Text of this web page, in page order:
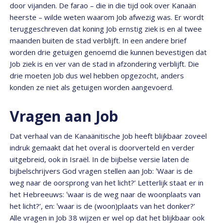
door vijanden. De farao – die in die tijd ook over Kanaän
heerste – wilde weten waarom Job afwezig was. Er wordt
teruggeschreven dat koning Job ernstig ziek is en al twee
maanden buiten de stad verblijft. In een andere brief
worden drie getuigen genoemd die kunnen bevestigen dat
Job ziek is en ver van de stad in afzondering verblijft. Die
drie moeten Job dus wel hebben opgezocht, anders
konden ze niet als getuigen worden aangevoerd.
Vragen aan Job
Dat verhaal van de Kanaänitische Job heeft blijkbaar zoveel
indruk gemaakt dat het overal is doorverteld en verder
uitgebreid, ook in Israël. In de bijbelse versie laten de
bijbelschrijvers God vragen stellen aan Job: ‛Waar is de
weg naar de oorsprong van het licht?’ Letterlijk staat er in
het Hebreeuws: ‛waar is de weg naar de woonplaats van
het licht?’, en: ‛waar is de (woon)plaats van het donker?’
Alle vragen in Job 38 wijzen er wel op dat het blijkbaar ook